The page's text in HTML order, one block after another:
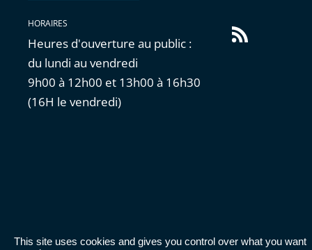
This site uses cookies and gives you control over what you want
HORAIRES
Heures d'ouverture au public :
du lundi au vendredi
9h00 à 12h00 et 13h00 à 16h30
(16H le vendredi)
Flux
RSS